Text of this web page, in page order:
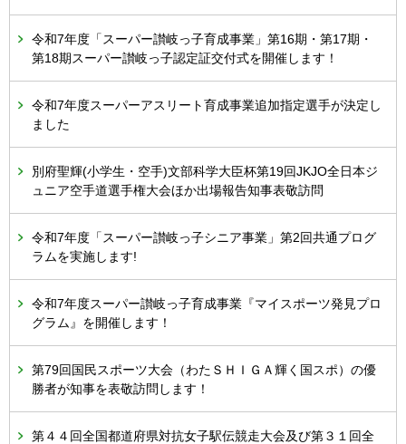
令和7年度「スーパー讃岐っ子育成事業」第16期・第17期・
第18期スーパー讃岐っ子認定証交付式を開催します！
令和7年度スーパーアスリート育成事業追加指定選手が決定し
ました
別府聖輝(小学生・空手)文部科学大臣杯第19回JKJO全日本ジ
ュニア空手道選手権大会ほか出場報告知事表敬訪問
令和7年度「スーパー讃岐っ子シニア事業」第2回共通プログ
ラムを実施します!
令和7年度スーパー讃岐っ子育成事業『マイスポーツ発見プロ
グラム』を開催します！
第79回国民スポーツ大会（わたＳＨＩＧＡ輝く国スポ）の優
勝者が知事を表敬訪問します！
第４４回全国都道府県対抗女子駅伝競走大会及び第３１回全